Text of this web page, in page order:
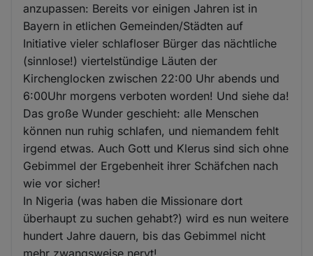
anzupassen: Bereits vor einigen Jahren ist in
Bayern in etlichen Gemeinden/Städten auf
Initiative vieler schlafloser Bürger das nächtliche
(sinnlose!) viertelstündige Läuten der
Kirchenglocken zwischen 22:00 Uhr abends und
6:00Uhr morgens verboten worden! Und siehe da!
Das große Wunder geschieht: alle Menschen
können nun ruhig schlafen, und niemandem fehlt
irgend etwas. Auch Gott und Klerus sind sich ohne
Gebimmel der Ergebenheit ihrer Schäfchen nach
wie vor sicher!
In Nigeria (was haben die Missionare dort
überhaupt zu suchen gehabt?) wird es nun weitere
hundert Jahre dauern, bis das Gebimmel nicht
mehr zwangsweise nervt!